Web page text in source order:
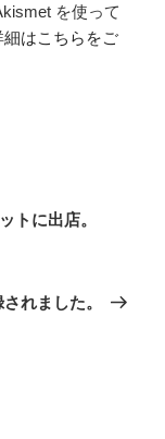
を使って
はこちらをご
トに出店。
れました。